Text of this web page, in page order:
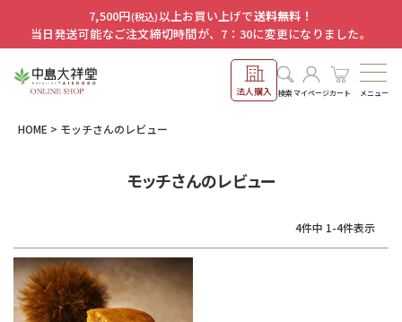
7,500円(税込)以上お買い上げで送料無料！
当日発送可能なご注文締切時間が、7：30に変更になりました。
法人購入 検索マイページカート メニュー
HOME モッチさんのレビュー
モッチさんのレビュー
4件中 1-4件表示